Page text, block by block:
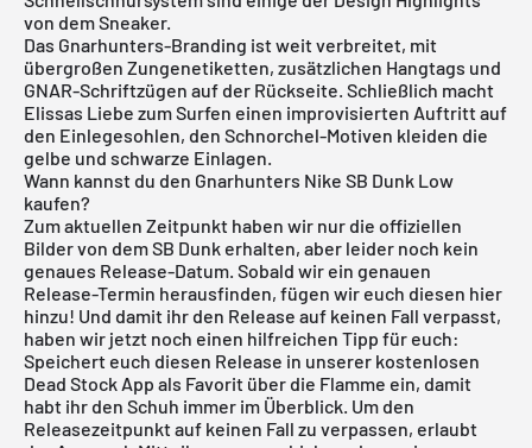
von dem Sneaker.
Das Gnarhunters-Branding ist weit verbreitet, mit
übergroßen Zungenetiketten, zusätzlichen Hangtags und
GNAR-Schriftzügen auf der Rückseite. Schließlich macht
Elissas Liebe zum Surfen einen improvisierten Auftritt auf
den Einlegesohlen, den Schnorchel-Motiven kleiden die
gelbe und schwarze Einlagen.
Wann kannst du den Gnarhunters Nike SB Dunk Low
kaufen?
Zum aktuellen Zeitpunkt haben wir nur die offiziellen
Bilder von dem SB Dunk erhalten, aber leider noch kein
genaues Release-Datum. Sobald wir ein genauen
Release-Termin herausfinden, fügen wir euch diesen hier
hinzu! Und damit ihr den Release auf keinen Fall verpasst,
haben wir jetzt noch einen hilfreichen Tipp für euch:
Speichert euch diesen Release in unserer kostenlosen
Dead Stock App als Favorit über die Flamme ein, damit
habt ihr den Schuh immer im Überblick. Um den
Releasezeitpunkt auf keinen Fall zu verpassen, erlaubt